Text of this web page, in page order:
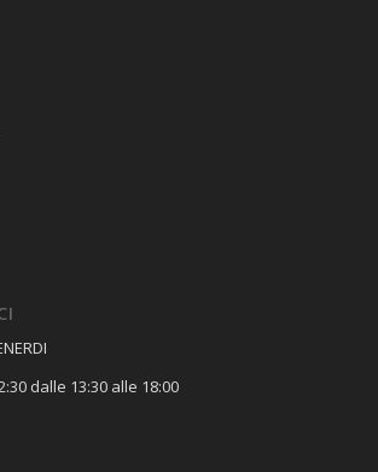
dalle 13:30 alle 18:00